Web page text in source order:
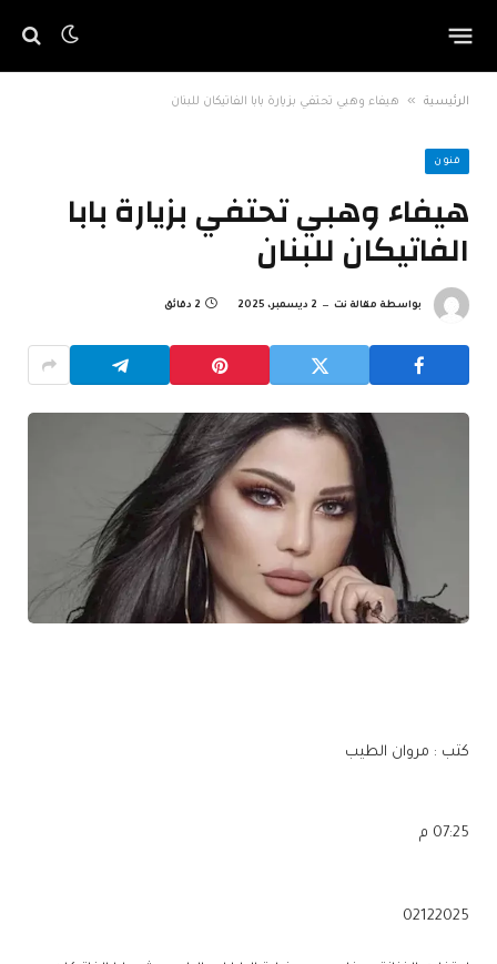
الرئيسية » هيفاء وهبي تحتفي بزيارة بابا الفاتيكان للبنان
فنون
هيفاء وهبي تحتفي بزيارة بابا
الفاتيكان للبنان
بواسطة مقالة نت 2 ديسمبر، 2025 2 دقائق
كتب : مروان الطيب
07:25 م
02122025